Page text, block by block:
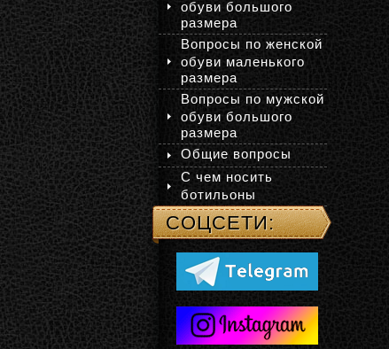
обуви большого
размера
Вопросы по женской
обуви маленького
размера
Вопросы по мужской
обуви большого
размера
Общие вопросы
С чем носить
ботильоны
СОЦСЕТИ: